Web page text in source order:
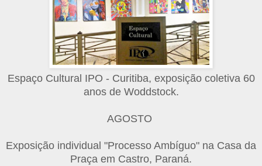
Espaço Cultural IPO - Curitiba, exposição coletiva 60
anos de Woddstock.
AGOSTO
Exposição individual "Processo Ambíguo" na Casa da
Praça em Castro, Paraná.